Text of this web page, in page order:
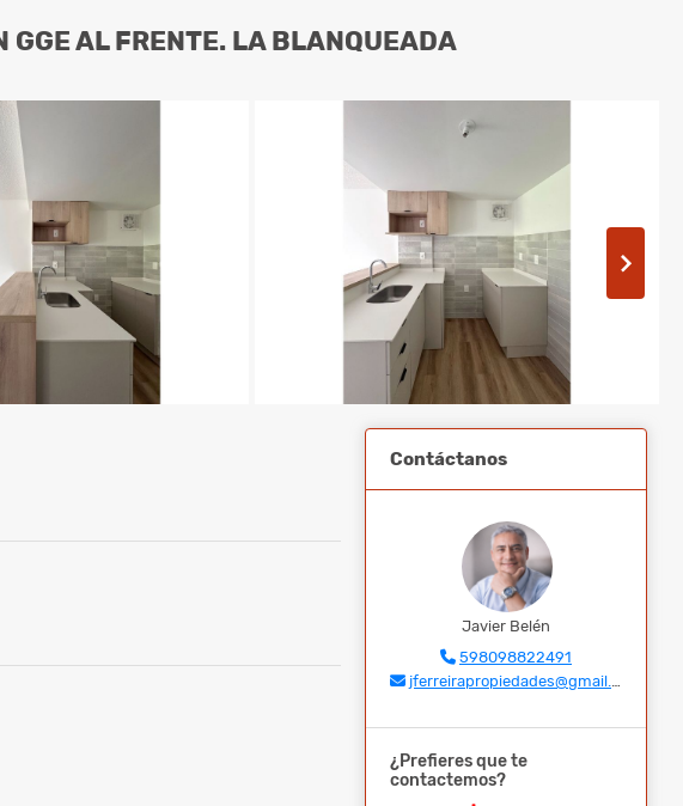
GGE AL FRENTE. LA BLANQUEADA
Contáctanos
Javier Belén
598098822491
jferreirapropiedades@gmail.com
¿Prefieres que te
contactemos?